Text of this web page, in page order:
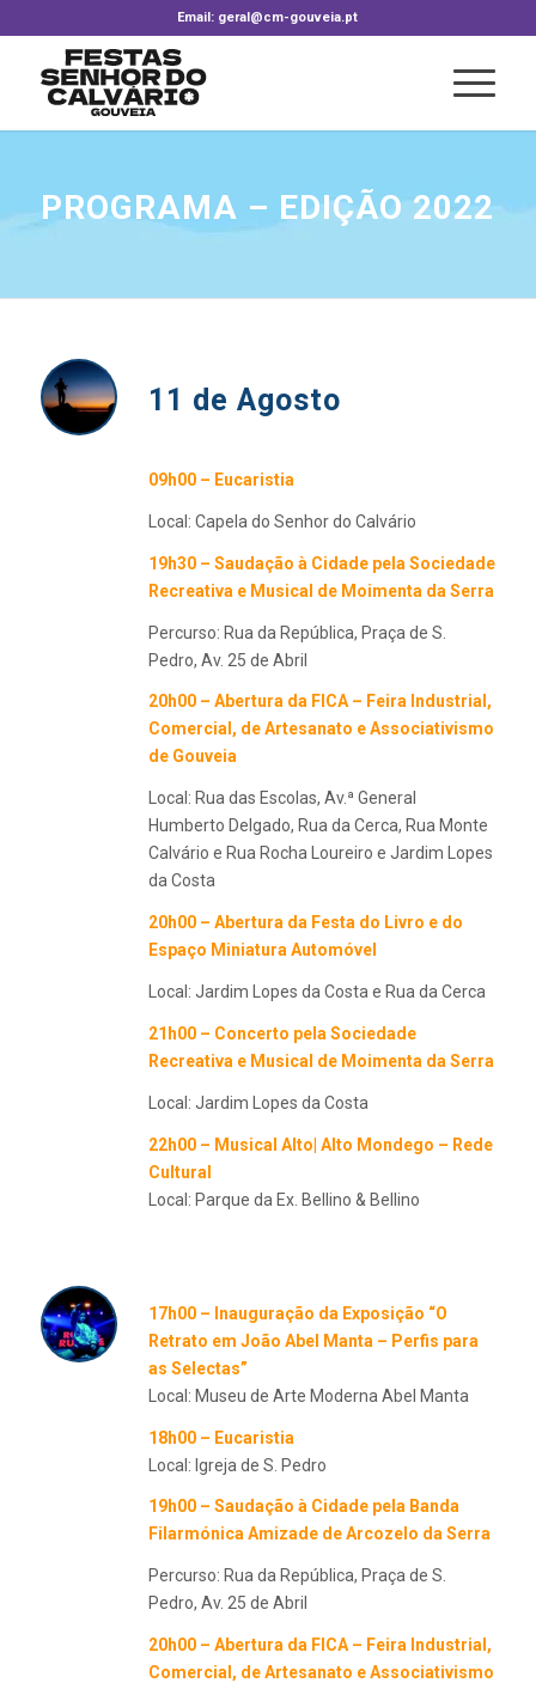
Email: geral@cm-gouveia.pt
PROGRAMA – EDIÇÃO 2022
11 de Agosto
09h00 – Eucaristia
Local: Capela do Senhor do Calvário
19h30 – Saudação à Cidade pela Sociedade
Recreativa e Musical de Moimenta da Serra
Percurso: Rua da República, Praça de S.
Pedro, Av. 25 de Abril
20h00 – Abertura da FICA – Feira Industrial,
Comercial, de Artesanato e Associativismo
de Gouveia
Local: Rua das Escolas, Av.ª General
Humberto Delgado, Rua da Cerca, Rua Monte
Calvário e Rua Rocha Loureiro e Jardim Lopes
da Costa
20h00 – Abertura da Festa do Livro e do
Espaço Miniatura Automóvel
Local: Jardim Lopes da Costa e Rua da Cerca
21h00 – Concerto pela Sociedade
Recreativa e Musical de Moimenta da Serra
Local: Jardim Lopes da Costa
22h00 – Musical Alto| Alto Mondego – Rede
Cultural
Local: Parque da Ex. Bellino & Bellino
17h00 – Inauguração da Exposição “O
Retrato em João Abel Manta – Perfis para
as Selectas”
Local: Museu de Arte Moderna Abel Manta
18h00 – Eucaristia
Local: Igreja de S. Pedro
19h00 – Saudação à Cidade pela Banda
Filarmónica Amizade de Arcozelo da Serra
Percurso: Rua da República, Praça de S.
Pedro, Av. 25 de Abril
20h00 – Abertura da FICA – Feira Industrial,
Comercial, de Artesanato e Associativismo